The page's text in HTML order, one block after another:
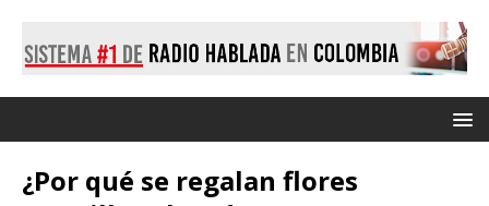
¿Por qué se regalan flores